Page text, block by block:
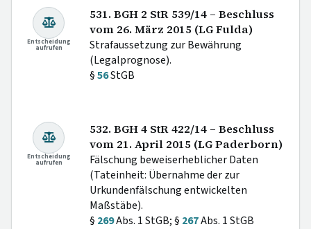
Entscheidung
aufrufen
531. BGH 2 StR 539/14 – Beschluss
vom 26. März 2015 (LG Fulda)
Strafaussetzung zur Bewährung
(Legalprognose).
§56StGB
Entscheidung
aufrufen
532. BGH 4 StR 422/14 – Beschluss
vom 21. April 2015 (LG Paderborn)
Fälschung beweiserheblicher Daten
(Tateinheit: Übernahme der zur
Urkundenfälschung entwickelten
Maßstäbe).
§ 269Abs. 1 StGB; § 267Abs. 1 StGB